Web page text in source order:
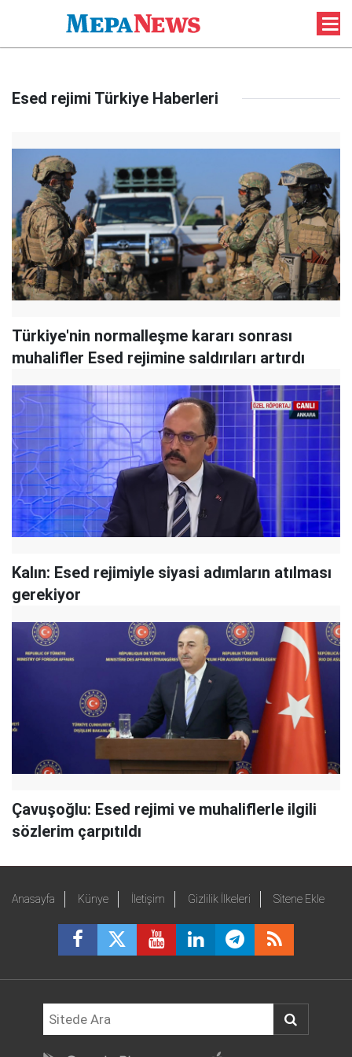
Esed rejimi Türkiye Haberleri
Türkiye'nin normalleşme kararı sonrası
muhalifler Esed rejimine saldırıları artırdı
Kalın: Esed rejimiyle siyasi adımların atılması
gerekiyor
Çavuşoğlu: Esed rejimi ve muhaliflerle ilgili
sözlerim çarpıtıldı
Anasayfa Künye İletişim Gizlilik İlkeleri Sitene Ekle